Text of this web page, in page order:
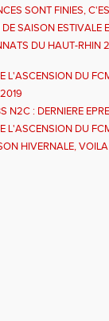
SONT FINIES,
DE SAISON ESTIVALE
DU HAUT-RHIN
L'ASCENSION DU
N2C : DERNIERE
L'ASCENSION DU
HIVERNALE,